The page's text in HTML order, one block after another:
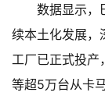
数据显示，
续本土化发展，
工厂已正式投产
等超5万台从卡